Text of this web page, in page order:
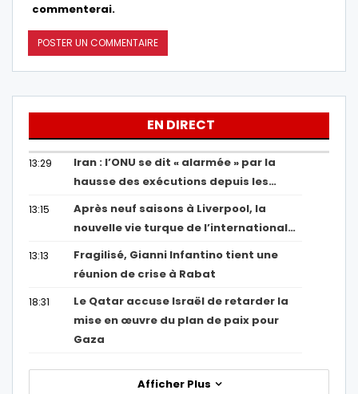
commenterai.
EN DIRECT
13:29
Iran : l’ONU se dit « alarmée » par la
hausse des exécutions depuis les…
13:15
Après neuf saisons à Liverpool, la
nouvelle vie turque de l’international…
13:13
Fragilisé, Gianni Infantino tient une
réunion de crise à Rabat
18:31
Le Qatar accuse Israël de retarder la
mise en œuvre du plan de paix pour
Gaza
Afficher Plus